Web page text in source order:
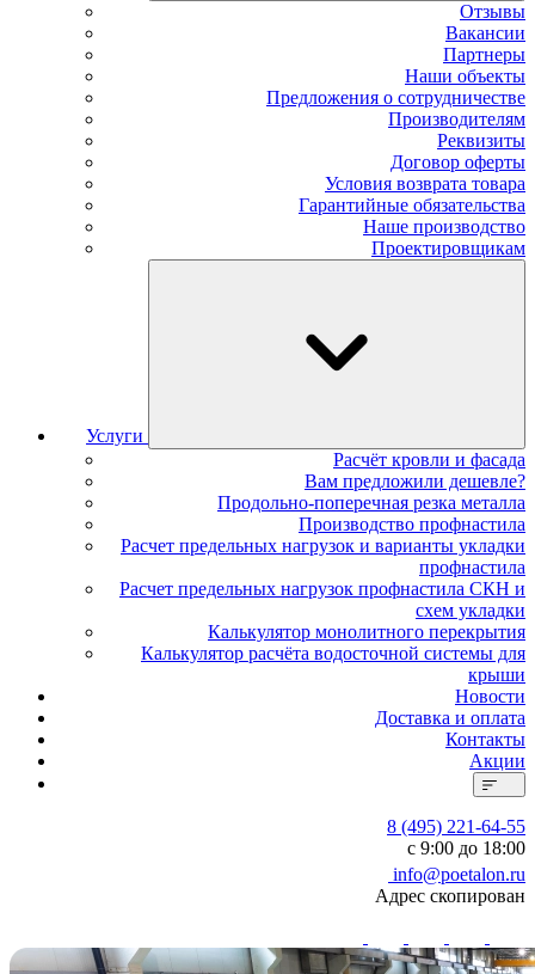
Отзывы
Вакансии
Партнеры
Наши объекты
Предложения о сотрудничестве
Производителям
Реквизиты
Договор оферты
Условия возврата товара
Гарантийные обязательства
Наше производство
Проектировщикам
Услуги
Расчёт кровли и фасада
Вам предложили дешевле?
Продольно-поперечная резка металла
Производство профнастила
Расчет предельных нагрузок и варианты укладки
профнастила
Расчет предельных нагрузок профнастила СКН и
схем укладки
Калькулятор монолитного перекрытия
Калькулятор расчёта водосточной системы для
крыши
Новости
Доставка и оплата
Контакты
Акции
8 (495) 221-64-55
с 9:00 до 18:00
info@poetalon.ru
Адрес скопирован